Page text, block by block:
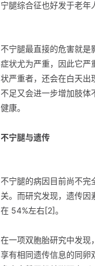
宁腿综合征也好发于老年
不宁腿最直接的危害就是
症状尤为严重，因此它严
状严重者，还会在白天出
不足又会进一步增加肢体
健康。
不宁腿与遗传
不宁腿的病因目前尚不完
关。而研究发现，遗传因
在 54%左右[2]。
在一项双胞胎研究中发现
享有相同遗传信息的同